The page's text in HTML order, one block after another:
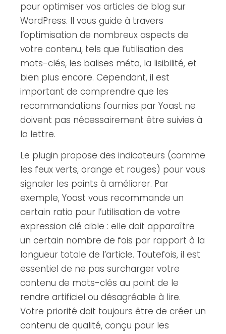
pour optimiser vos articles de blog sur
WordPress. Il vous guide à travers
l’optimisation de nombreux aspects de
votre contenu, tels que l’utilisation des
mots-clés, les balises méta, la lisibilité, et
bien plus encore. Cependant, il est
important de comprendre que les
recommandations fournies par Yoast ne
doivent pas nécessairement être suivies à
la lettre.
Le plugin propose des indicateurs (comme
les feux verts, orange et rouges) pour vous
signaler les points à améliorer. Par
exemple, Yoast vous recommande un
certain ratio pour l’utilisation de votre
expression clé cible : elle doit apparaître
un certain nombre de fois par rapport à la
longueur totale de l’article. Toutefois, il est
essentiel de ne pas surcharger votre
contenu de mots-clés au point de le
rendre artificiel ou désagréable à lire.
Votre priorité doit toujours être de créer un
contenu de qualité, conçu pour les